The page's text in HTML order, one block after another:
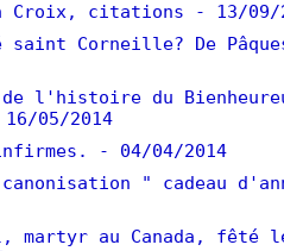
Croix, citations
- 13/09/
saint Corneille? De
l'histoire du
05/2014
- 04/04/2014
" cadeau
martyr au Canada,